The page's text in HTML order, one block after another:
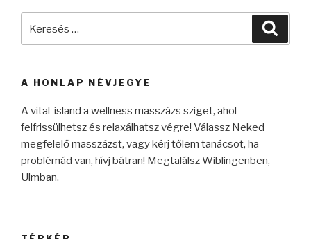
A HONLAP NÉVJEGYE
A vital-island a wellness masszázs sziget, ahol
felfrissülhetsz és relaxálhatsz végre! Válassz Neked
megfelelő masszázst, vagy kérj tőlem tanácsot, ha
problémád van, hívj bátran! Megtalálsz Wiblingenben,
Ulmban.